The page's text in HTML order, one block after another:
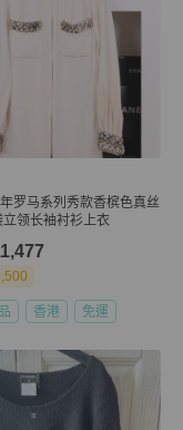
罗马系列秀款香槟色真丝
立领长袖衬衫上衣
香港 免運